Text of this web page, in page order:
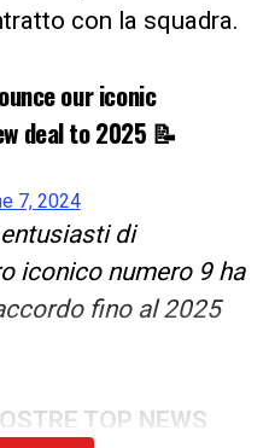
con la squadra.
our iconic
deal to 2025 📝
7, 2024
di
iconico numero 9 ha
fino al 2025
TOP NEWS